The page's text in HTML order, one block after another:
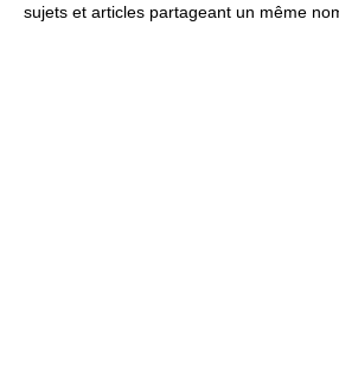
sujets et articles partageant un même